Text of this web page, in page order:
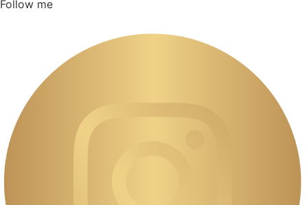
Follow me